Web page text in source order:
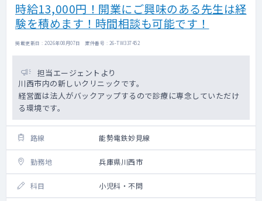
時給13,000円！開業にご興味のある先生は経
験を積めます！時間相談も可能です！
掲載更新日 : 2026年08月07日 案件番号 : 26-TW337452
担当エージェントより
川西市内の新しいクリニックです。
経営面は法人がバックアップするので診療に専念していただけ
る環境です。
路線 能勢電鉄妙見線
勤務地 兵庫県川西市
科目 小児科・不問